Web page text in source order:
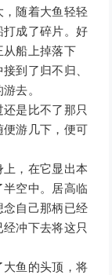
随着大鱼轻轻
打成了碎片。好
从船上掉落下
到了归不归、
去。
是比不了那只
便游几下，便可
，在它显出本
空中。居高临
自己那柄已经
冲下去将这只
鱼的头顶，将